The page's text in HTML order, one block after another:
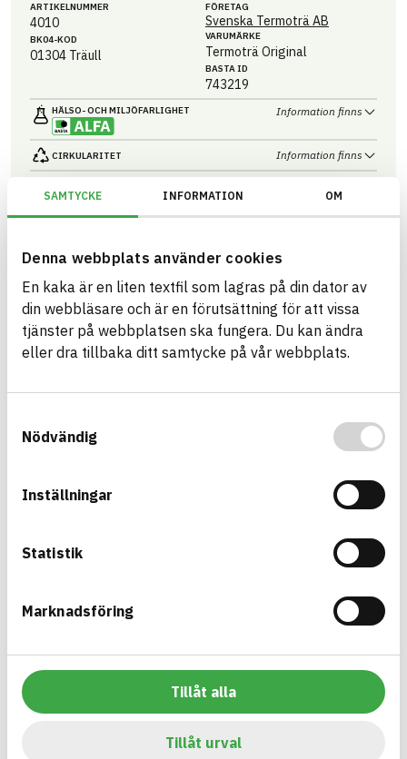
SAMTYCKE INFORMATION OM
Denna webbplats använder cookies
En kaka är en liten textfil som lagras på din dator av
din webbläsare och är en förutsättning för att vissa
tjänster på webbplatsen ska fungera. Du kan ändra
eller dra tillbaka ditt samtycke på vår webbplats.
Nödvändig
Inställningar
Statistik
Marknadsföring
Tillåt alla
Tillåt urval
ARTIKEL­NUMMER
4010
BK04-KOD
01304 Träull
FÖRETAG
Svenska Termoträ AB
VARUMÄRKE
Termoträ Original
BASTA ID
743219
HÄLSO- OCH MILJÖ­FARLIGHET Information finns
CIRKULARITET Information finns
MILJÖEFFEKTER – EPD Information finns
Termoträ Fire Protect
Lösullsisolering av träfiber, gran och tall
ARTIKEL­NUMMER
01304Träull
FÖRETAG
HÄLSO- OCH MILJÖ­FARLIGHET Information finns
Information finns
Information finns
Information finns
Bygg med BASTA - medvetna